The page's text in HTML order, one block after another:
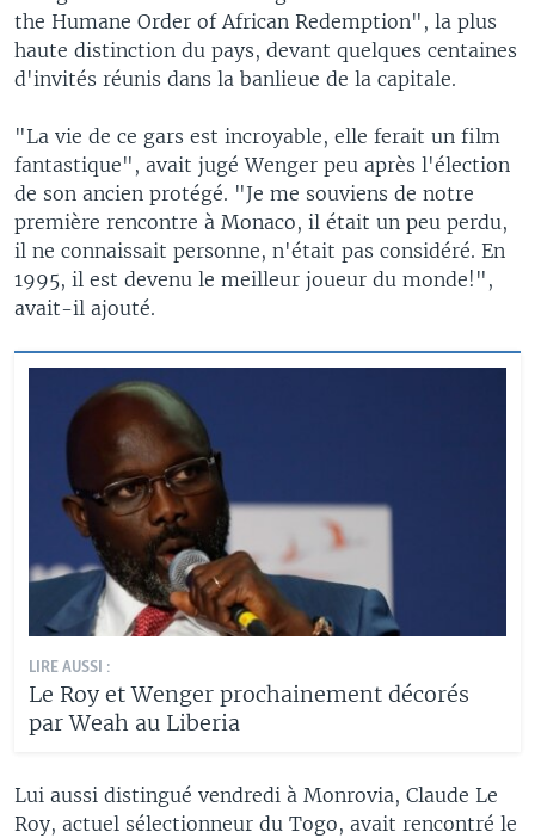
the Humane Order of African Redemption", la plus
haute distinction du pays, devant quelques centaines
d'invités réunis dans la banlieue de la capitale.
"La vie de ce gars est incroyable, elle ferait un film
fantastique", avait jugé Wenger peu après l'élection
de son ancien protégé. "Je me souviens de notre
première rencontre à Monaco, il était un peu perdu,
il ne connaissait personne, n'était pas considéré. En
1995, il est devenu le meilleur joueur du monde!",
avait-il ajouté.
LIRE AUSSI :
Le Roy et Wenger prochainement décorés
par Weah au Liberia
Lui aussi distingué vendredi à Monrovia, Claude Le
Roy, actuel sélectionneur du Togo, avait rencontré le